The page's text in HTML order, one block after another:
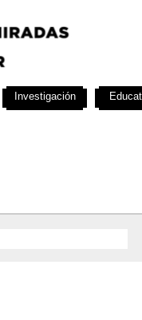
Investigación